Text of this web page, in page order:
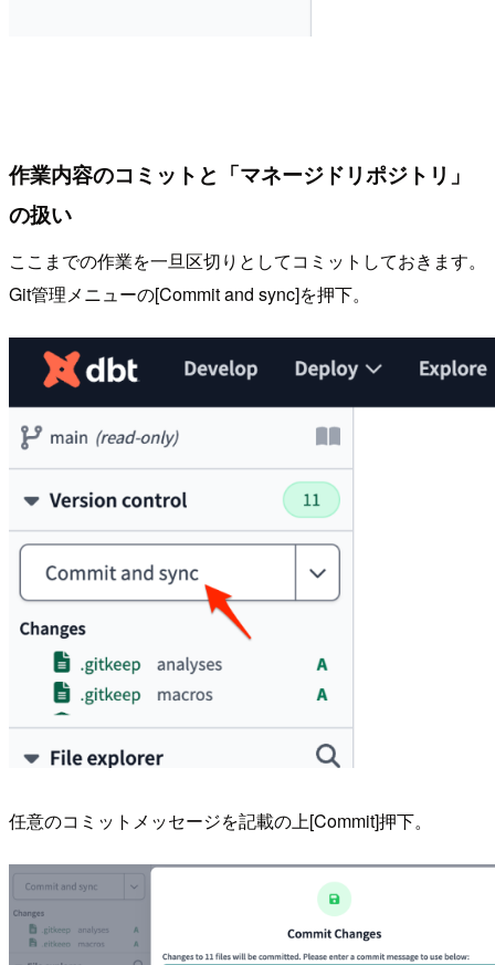
作業内容のコミットと「マネージドリポジトリ」
の扱い
ここまでの作業を一旦区切りとしてコミットしておきます。
Git管理メニューの[Commit and sync]を押下。
任意のコミットメッセージを記載の上[Commit]押下。